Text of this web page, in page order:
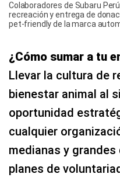
Colaboradores de Subaru
recreación y entrega de
pet-friendly de la marca
¿Cómo sumar a tu
Llevar la cultura de
bienestar animal al
oportunidad
cualquier
medianas y
planes de